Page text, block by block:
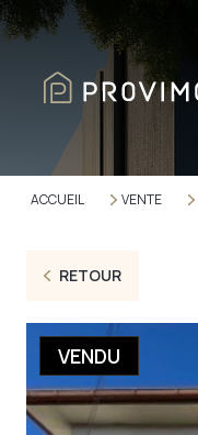
ACCUEIL VENTE
RETOUR
VENDU